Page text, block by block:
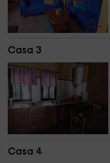
Casa 3
Casa 4